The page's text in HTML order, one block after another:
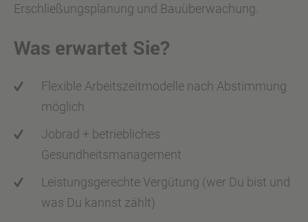
Erschließungsplanung und Bauüberwachung.
Was erwartet Sie?
Flexible Arbeitszeitmodelle nach Abstimmung
möglich
Jobrad + betriebliches
Gesundheitsmanagement
Leistungsgerechte Vergütung (wer Du bist und
was Du kannst zählt)